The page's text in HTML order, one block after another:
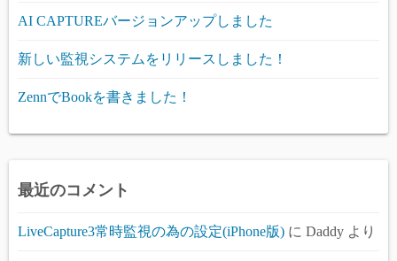
AI CAPTUREバージョンアップしました
新しい監視システムをリリースしました！
ZennでBookを書きました！
最近のコメント
LiveCapture3常時監視の為の設定(iPhone版) に Daddy より